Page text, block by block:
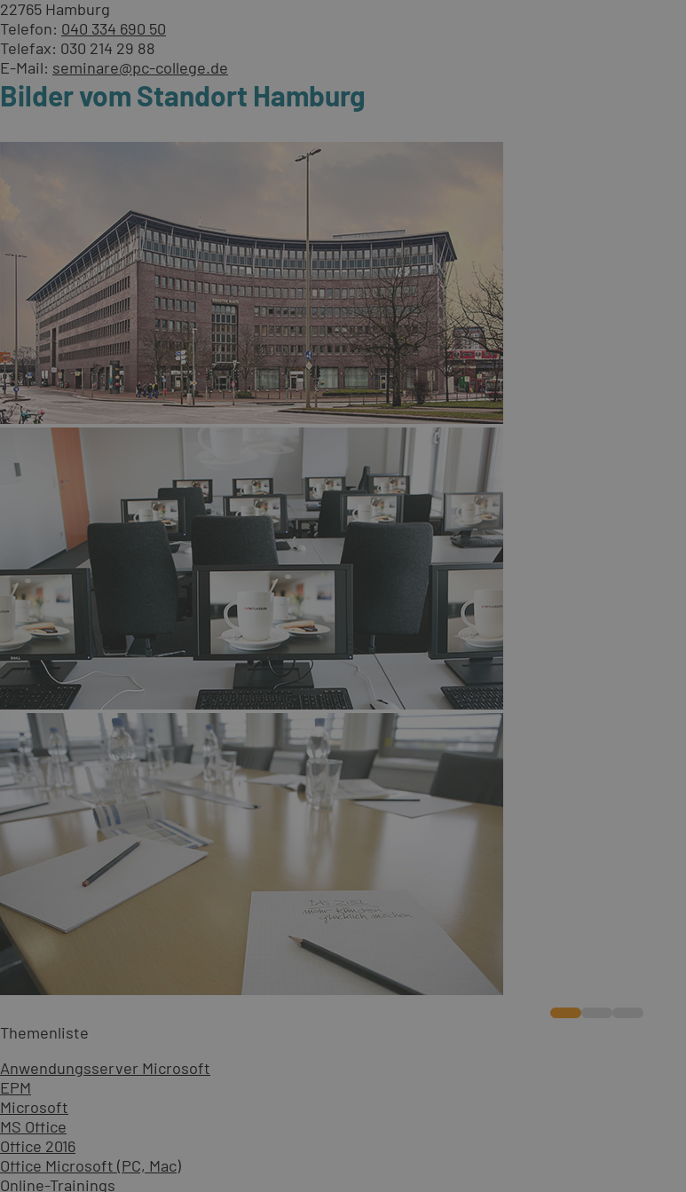
22765 Hamburg
Telefon: 040 334 690 50
Telefax: 030 214 29 88
E-Mail: seminare@pc-college.de
Bilder vom Standort Hamburg
Themenliste
Anwendungsserver Microsoft
EPM
Microsoft
MS Office
Office 2016
Office Microsoft (PC, Mac)
Online-Trainings